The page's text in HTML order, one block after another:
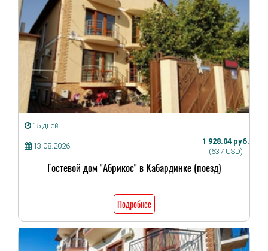
15 дней
13.08.2026
1 928.04 руб.
(637 USD)
Гостевой дом "Абрикос" в Кабардинке (поезд)
Подробнее